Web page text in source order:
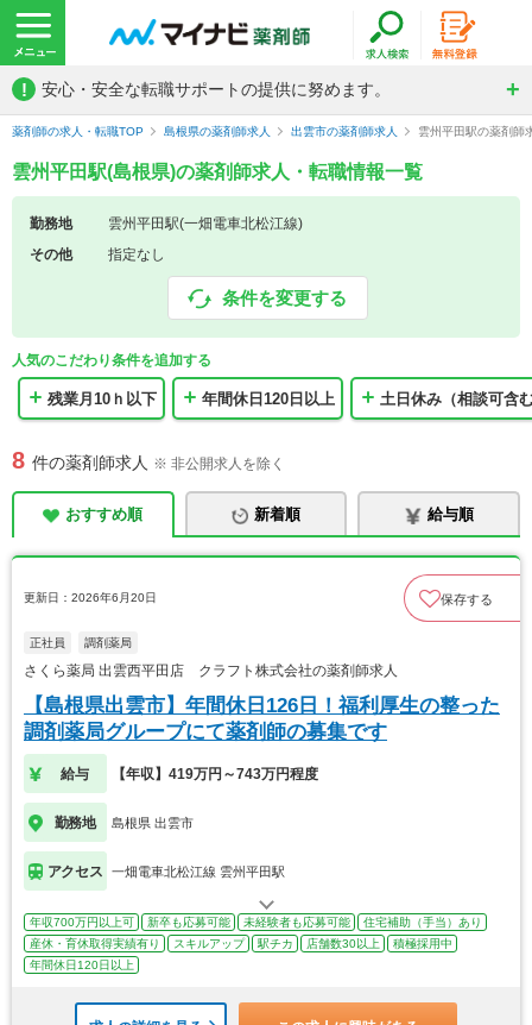
! 安心・安全な転職サポートの提供に努めます。
薬剤師の求人・転職TOP 島根県の薬剤師求人 出雲市の薬剤師求人 雲州平田駅の薬剤師
雲州平田駅(島根県)の薬剤師求人・転職情報一覧
勤務地
雲州平田駅(一畑電車北松江線)
その他
指定なし
条件を変更する
人気のこだわり条件を追加する
残業月10ｈ以下 年間休日120日以上 土日休み（相談可含
8 件の薬剤師求人 ※ 非公開求人を除く
おすすめ順 新着順 給与順
更新日：2026年6月20日 保存する
正社員 調剤薬局
さくら薬局 出雲西平田店 クラフト株式会社の薬剤師求人
【島根県出雲市】年間休日126日！福利厚生の整った
調剤薬局グループにて薬剤師の募集です
給与 【年収】419万円～743万円程度
勤務地 島根県 出雲市
アクセス 一畑電車北松江線 雲州平田駅
年収700万円以上可 新卒も応募可能 未経験者も応募可能
住宅補助（手当）あり
産休・育休取得実績有り
スキルアップ 駅チカ 店舗数30以上
積極採用中
年間休日120日以上